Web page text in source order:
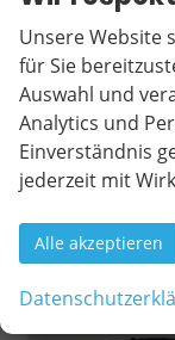
137 kW (186
01.07.2026
32.095,– €
incl. 19% MwSt.
Verbrauch
CO2-Klasse:F
-
ab 300,– €
Unsere Website
für Sie
Auswahl und
Analytics und
Einverständnis
jederzeit mit
Alle akzeptieren